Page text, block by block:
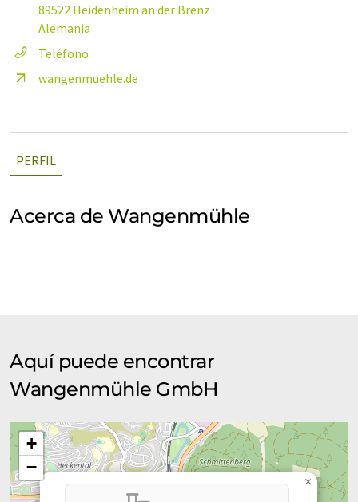
89522 Heidenheim an der Brenz
Alemania
Teléfono
wangenmuehle.de
PERFIL
Acerca de Wangenmühle
Aquí puede encontrar
Wangenmühle GmbH
×
+
−